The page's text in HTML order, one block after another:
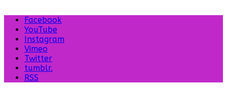
Facebook
YouTube
Instagram
Vimeo
Twitter
tumblr.
RSS